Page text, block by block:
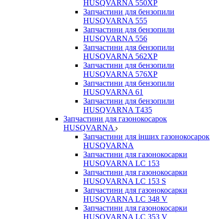
HUSQVARNA 550ХР
Запчастини для бензопили
HUSQVARNA 555
Запчастини для бензопили
HUSQVARNA 556
Запчастини для бензопили
HUSQVARNA 562ХР
Запчастини для бензопили
HUSQVARNA 576XP
Запчастини для бензопили
HUSQVARNA 61
Запчастини для бензопили
HUSQVARNA T435
Запчастини для газонокосарок
HUSQVARNA
Запчастини для інших газонокосарок
HUSQVARNA
Запчастини для газонокосарки
HUSQVARNA LC 153
Запчастини для газонокосарки
HUSQVARNA LC 153 S
Запчастини для газонокосарки
HUSQVARNA LC 348 V
Запчастини для газонокосарки
HUSQVARNA LC 353 V